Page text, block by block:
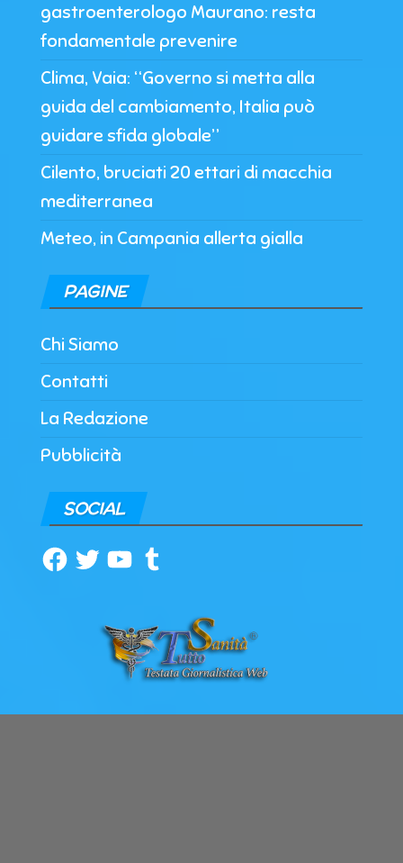
gastroenterologo Maurano: resta
fondamentale prevenire
Clima, Vaia: “Governo si metta alla
guida del cambiamento, Italia può
guidare sfida globale”
Cilento, bruciati 20 ettari di macchia
mediterranea
Meteo, in Campania allerta gialla
PAGINE
Chi Siamo
Contatti
La Redazione
Pubblicità
SOCIAL
Facebook
TwitterYouTubeTumblr